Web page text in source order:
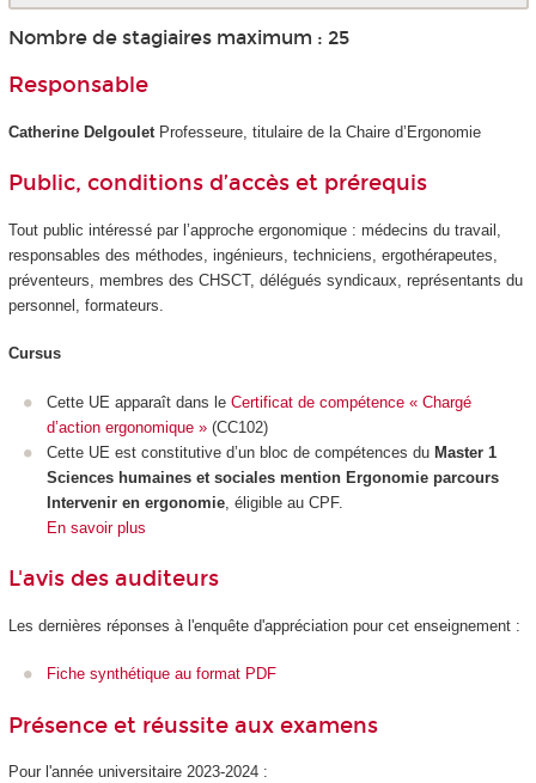
Nombre de stagiaires maximum : 25
Responsable
Catherine DelgouletProfesseure, titulaire de la Chaire d’Ergonomie
Public, conditions d’accès et prérequis
Tout public intéressé par l’approche ergonomique : médecins du travail,
responsables des méthodes, ingénieurs, techniciens, ergothérapeutes,
préventeurs, membres des CHSCT, délégués syndicaux, représentants du
personnel, formateurs.
Cursus
Cette UE apparaît dans le Certificat de compétence « Chargé
d’action ergonomique » (CC102)
Cette UE est constitutive d’un bloc de compétences du Master 1
Sciences humaines et sociales mention Ergonomie parcours
Intervenir en ergonomie , éligible au CPF.
En savoir plus
L'avis des auditeurs
Les dernières réponses à l'enquête d'appréciation pour cet enseignement :
Fiche synthétique au format PDF
Présence et réussite aux examens
Pour l'année universitaire 2023-2024 :